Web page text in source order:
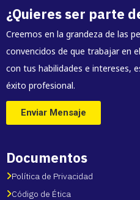
¿Quieres ser parte
Creemos en la grandeza de las
convencidos de que trabajar en
con tus habilidades e intereses,
éxito profesional.
Enviar Mensaje
Documentos
Política de Privacidad
Código de Ética